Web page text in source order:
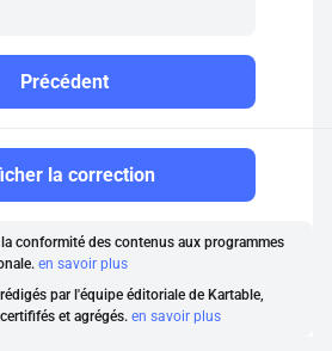
Précédent
la correction
conformité des contenus aux programmes
en savoir plus
par l'équipe éditoriale de Kartable,
et agrégés. en savoir plus